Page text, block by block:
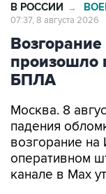
В РОССИИ →
07:37, 8 августа 2026
произошло
БПЛА
Москва. 8
падения
возгорание
оперативном
канале в Max